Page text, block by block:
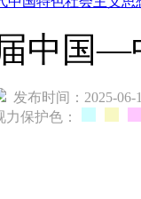
中国—
发布时间：2025-06-
力保护色：